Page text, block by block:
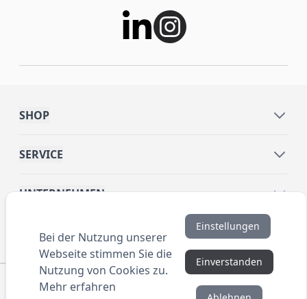
SHOP
SERVICE
UNTERNEHMEN
INFORMATIONEN
© 2016 ANYBRAND.de. All Rights Reserved. Alle
Preisangaben sind Nettopreise zzgl. MwSt. und Versand.
Bei der Nutzung unserer
Webseite stimmen Sie die
Nutzung von Cookies zu.
Mehr erfahren
Einstellungen
Einverstanden